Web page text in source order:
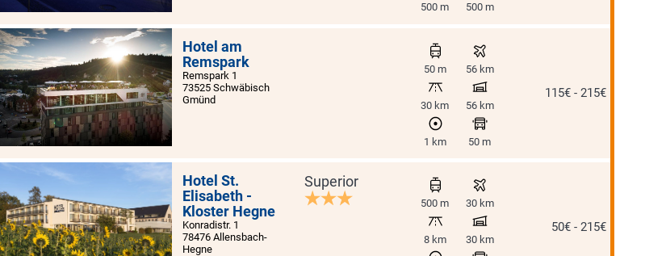
500 m 500 m
Hotel am
Remspark
Remspark 1
73525 Schwäbisch
Gmünd
50 m 56 km
30 km 56 km
1 km 50 m
115€ - 215€
Hotel St.
Elisabeth -
Kloster Hegne
Konradistr. 1
78476 Allensbach-
Hegne
Superior
500 m 30 km
8 km 30 km
50€ - 215€